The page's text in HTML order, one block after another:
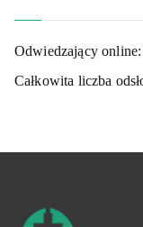
Odwiedzający online:
Całkowita liczba